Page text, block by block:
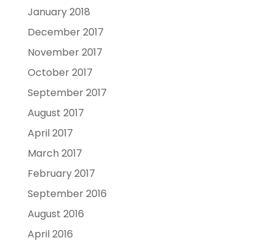
January 2018
December 2017
November 2017
October 2017
September 2017
August 2017
April 2017
March 2017
February 2017
September 2016
August 2016
April 2016